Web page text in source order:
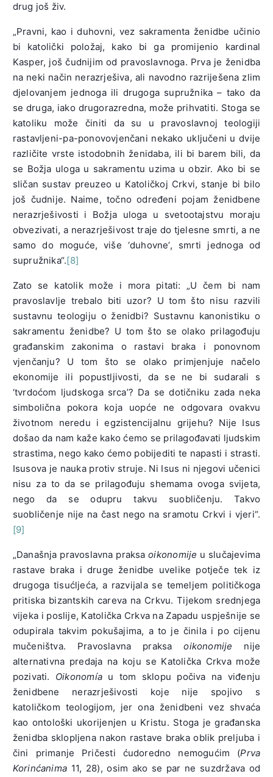
drug još živ.
„Pravni, kao i duhovni, vez sakramenta ženidbe učinio
bi katolički položaj, kako bi ga promijenio kardinal
Kasper, još čudnijim od pravoslavnoga. Prva je ženidba
na neki način nerazrješiva, ali navodno razriješena zlim
djelovanjem jednoga ili drugoga supružnika – tako da
se druga, iako drugorazredna, može prihvatiti. Stoga se
katoliku može činiti da su u pravoslavnoj teologiji
rastavljeni-pa-ponovovjenčani nekako uključeni u dvije
različite vrste istodobnih ženidaba, ili bi barem bili, da
se Božja uloga u sakramentu uzima u obzir. Ako bi se
sličan sustav preuzeo u Katoličkoj Crkvi, stanje bi bilo
još čudnije. Naime, točno određeni pojam ženidbene
nerazrješivosti i Božja uloga u svetootajstvu moraju
obvezivati, a nerazrješivost traje do tjelesne smrti, a ne
samo do moguće, više ‘duhovne’, smrti jednoga od
supružnika“.[8]
Zato se katolik može i mora pitati: „U čem bi nam
pravoslavlje trebalo biti uzor? U tom što nisu razvili
sustavnu teologiju o ženidbi? Sustavnu kanonistiku o
sakramentu ženidbe? U tom što se olako prilagođuju
građanskim zakonima o rastavi braka i ponovnom
vjenčanju? U tom što se olako primjenjuje načelo
ekonomije ili popustljivosti, da se ne bi sudarali s
‘tvrdoćom ljudskoga srca’? Da se dotičniku zada neka
simbolična pokora koja uopće ne odgovara ovakvu
životnom neredu i egzistencijalnu grijehu? Nije Isus
došao da nam kaže kako ćemo se prilagođavati ljudskim
strastima, nego kako ćemo pobijediti te napasti i strasti.
Isusova je nauka protiv struje. Ni Isus ni njegovi učenici
nisu za to da se prilagođuju shemama ovoga svijeta,
nego da se odupru takvu suobličenju. Takvo
suobličenje nije na čast nego na sramotu Crkvi i vjeri“.
[9]
„Današnja pravoslavna praksaoikonomije u slučajevima
rastave braka i druge ženidbe uvelike potječe tek iz
drugoga tisućljeća, a razvijala se temeljem političkoga
pritiska bizantskih careva na Crkvu. Tijekom srednjega
vijeka i poslije, Katolička Crkva na Zapadu uspješnije se
odupirala takvim pokušajima, a to je činila i po cijenu
mučeništva. Pravoslavna praksaoikonomije nije
alternativna predaja na koju se Katolička Crkva može
pozivati. Oikonomíau tom sklopu počiva na viđenju
ženidbene nerazrješivosti koje nije spojivo s
katoličkom teologijom, jer ona ženidbeni vez shvaća
kao ontološki ukorijenjen u Kristu. Stoga je građanska
ženidba sklopljena nakon rastave braka oblik preljuba i
čini primanje Pričesti ćudoredno nemogućim (Prva
Korinćanima 11, 28), osim ako se par ne suzdržava od